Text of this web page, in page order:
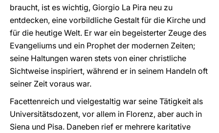
braucht, ist es wichtig, Giorgio La Pira neu zu
entdecken, eine vorbildliche Gestalt für die Kirche und
für die heutige Welt. Er war ein begeisterter Zeuge des
Evangeliums und ein Prophet der modernen Zeiten;
seine Haltungen waren stets von einer christliche
Sichtweise inspiriert, während er in seinem Handeln oft
seiner Zeit voraus war.
Facettenreich und vielgestaltig war seine Tätigkeit als
Universitätsdozent, vor allem in Florenz, aber auch in
Siena und Pisa. Daneben rief er mehrere karitative